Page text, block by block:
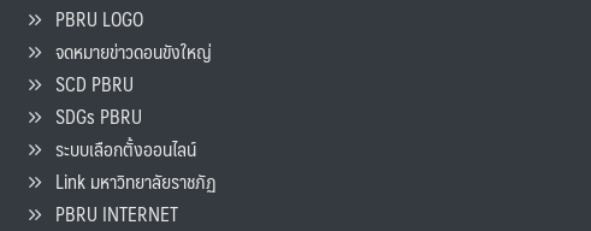
PBRU LOGO
จดหมายข่าวดอนขังใหญ่
SCD PBRU
SDGs PBRU
ระบบเลือกตั้งออนไลน์
Link มหาวิทยาลัยราชภัฏ
PBRU INTERNET